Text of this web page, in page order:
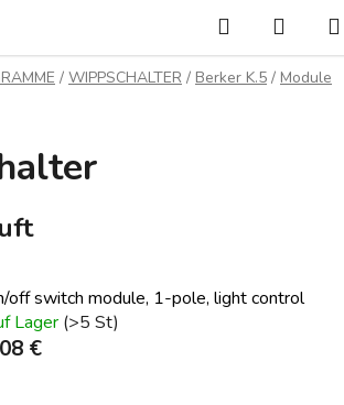
Suchen
/ WIPPSCHALTER / Berker K.5 / Module
off switch module, 1-pole, light control
Lager (>5 St)
€